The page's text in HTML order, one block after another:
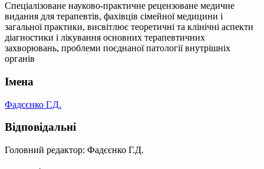
Спеціалізоване науково-практичне рецензоване медичне
видання для терапевтів, фахівців сімейної медицини і
загальної практики, висвітлює теоретичні та клінічні аспекти
діагностики і лікування основних терапевтичних
захворювань, проблеми поєднаної патології внутрішніх
органів
Імена
Фадєєнко Г.Д.
Відповідальні
Головний редактор: Фадєєнко Г.Д.